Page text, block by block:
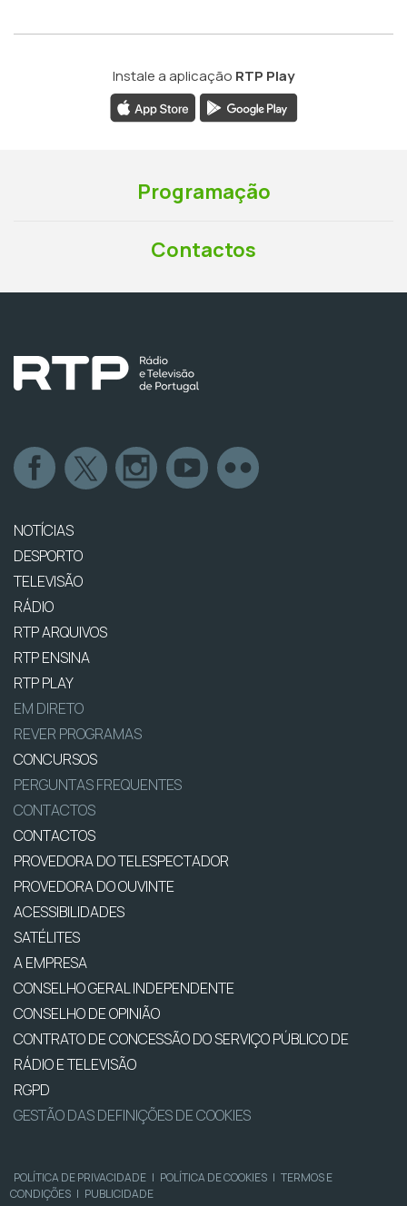
Instale a aplicação RTP Play
Programação
Contactos
NOTÍCIAS
DESPORTO
TELEVISÃO
RÁDIO
RTP ARQUIVOS
RTP ENSINA
RTP PLAY
EM DIRETO
REVER PROGRAMAS
CONCURSOS
PERGUNTAS FREQUENTES
CONTACTOS
CONTACTOS
PROVEDORA DO TELESPECTADOR
PROVEDORA DO OUVINTE
ACESSIBILIDADES
SATÉLITES
A EMPRESA
CONSELHO GERAL INDEPENDENTE
CONSELHO DE OPINIÃO
CONTRATO DE CONCESSÃO DO SERVIÇO PÚBLICO DE
RÁDIO E TELEVISÃO
RGPD
GESTÃO DAS DEFINIÇÕES DE COOKIES
POLÍTICA DE PRIVACIDADE | POLÍTICA DE COOKIES | TERMOS E
CONDIÇÕES | PUBLICIDADE